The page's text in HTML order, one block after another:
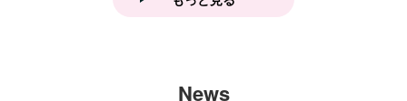
News